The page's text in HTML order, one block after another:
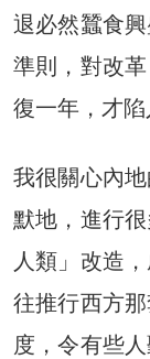
退必然蠶食
準則，對改
復一年，才陷
我很關心內
默地，進行
人類」改造
往推行西方
度，令有些